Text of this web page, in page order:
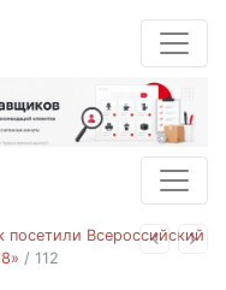
Назад
посетили Всероссийский
/ 112